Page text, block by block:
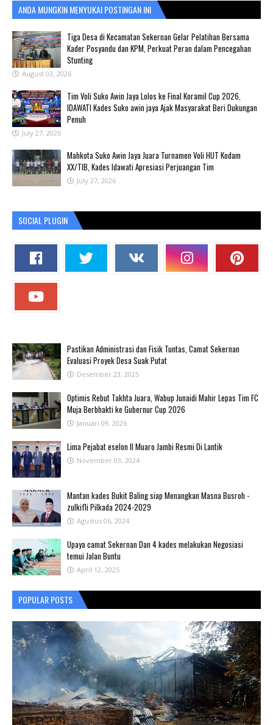
ANDA MUNGKIN MENYUKAI POSTINGAN INI
Tiga Desa di Kecamatan Sekernan Gelar Pelatihan Bersama
Kader Posyandu dan KPM, Perkuat Peran dalam Pencegahan
Stunting
August 03, 2026
Tim Voli Suko Awin Jaya Lolos ke Final Koramil Cup 2026,
IDAWATI Kades Suko awin jaya Ajak Masyarakat Beri Dukungan
Penuh
July 27, 2026
Mahkota Suko Awin Jaya Juara Turnamen Voli HUT Kodam
XX/TIB, Kades Idawati Apresiasi Perjuangan Tim
July 27, 2026
SOCIAL PLUGIN
Pastikan Administrasi dan Fisik Tuntas, Camat Sekernan
Evaluasi Proyek Desa Suak Putat
Desember 23, 2025
Optimis Rebut Takhta Juara, Wabup Junaidi Mahir Lepas Tim FC
Muja Berbhakti ke Gubernur Cup 2026
Januari 09, 2026
Lima Pejabat eselon II Muaro Jambi Resmi Di Lantik
November 03, 2024
Mantan kades Bukit Baling siap Menangkan Masna Busroh -
zulkifli Pilkada 2024-2029
Agustus 06, 2024
Upaya camat Sekernan Dan 4 kades melakukan Negosiasi
temui Jalan Buntu
April 12, 2025
POPULAR POSTS